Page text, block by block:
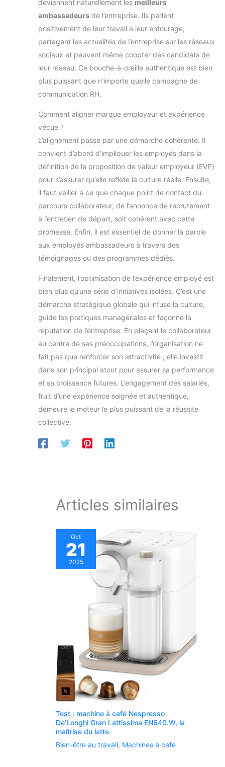
deviennent naturellement les meilleurs
ambassadeurs de l’entreprise. Ils parlent
positivement de leur travail à leur entourage,
partagent les actualités de l’entreprise sur les réseaux
sociaux et peuvent même coopter des candidats de
leur réseau. Ce bouche-à-oreille authentique est bien
plus puissant que n’importe quelle campagne de
communication RH.
Comment aligner marque employeur et expérience
vécue ?
L’alignement passe par une démarche cohérente. Il
convient d’abord d’impliquer les employés dans la
définition de la proposition de valeur employeur (EVP)
pour s’assurer qu’elle reflète la culture réelle. Ensuite,
il faut veiller à ce que chaque point de contact du
parcours collaborateur, de l’annonce de recrutement
à l’entretien de départ, soit cohérent avec cette
promesse. Enfin, il est essentiel de donner la parole
aux employés ambassadeurs à travers des
témoignages ou des programmes dédiés.
Finalement, l’optimisation de l’expérience employé est
bien plus qu’une série d’initiatives isolées. C’est une
démarche stratégique globale qui infuse la culture,
guide les pratiques managériales et façonne la
réputation de l’entreprise. En plaçant le collaborateur
au centre de ses préoccupations, l’organisation ne
fait pas que renforcer son attractivité ; elle investit
dans son principal atout pour assurer sa performance
et sa croissance futures. L’engagement des salariés,
fruit d’une expérience soignée et authentique,
demeure le moteur le plus puissant de la réussite
collective.
Articles similaires
Oct
21
2025
Test : machine à café Nespresso
De’Longhi Gran Lattissima EN640.W, la
maîtrise du latte
Bien-être au travail, Machines à café